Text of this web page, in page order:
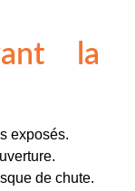
la
exposés.
de chute.